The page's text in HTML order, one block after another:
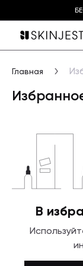
Главная
В